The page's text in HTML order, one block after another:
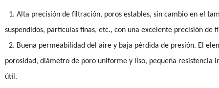
1. Alta precisión de filtración, poros estables, sin cambio en el
suspendidos, partículas finas, etc., con una excelente precisión
2. Buena permeabilidad del aire y baja pérdida de presión. El
porosidad, diámetro de poro uniforme y liso, pequeña
útil.